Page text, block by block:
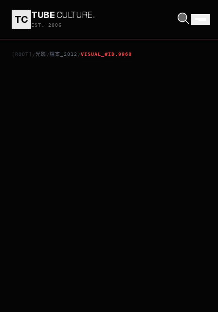
TC TUBECULTURE.
EST. 2006
[ROOT] /光影 /檔案_2012 /VISUAL_#ID.9968
救參96小時2